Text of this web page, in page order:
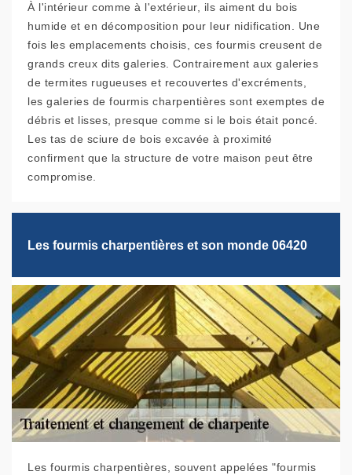
À l'intérieur comme à l'extérieur, ils aiment du bois
humide et en décomposition pour leur nidification. Une
fois les emplacements choisis, ces fourmis creusent de
grands creux dits galeries. Contrairement aux galeries
de termites rugueuses et recouvertes d'excréments,
les galeries de fourmis charpentières sont exemptes de
débris et lisses, presque comme si le bois était poncé.
Les tas de sciure de bois excavée à proximité
confirment que la structure de votre maison peut être
compromise.
Les fourmis charpentières et son monde 06420
Les fourmis charpentières, souvent appelées "fourmis